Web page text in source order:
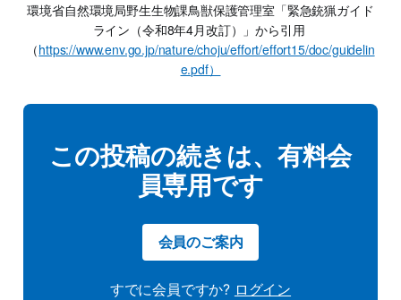
環境省自然環境局野生生物課鳥獣保護管理室「緊急銃猟ガイド
ライン（令和8年4月改訂）」から引用
（https://www.env.go.jp/nature/choju/effort/effort15/doc/guidelin
e.pdf）
この投稿の続きは、有料会
員専用です
会員のご案内
すでに会員ですか? ログイン